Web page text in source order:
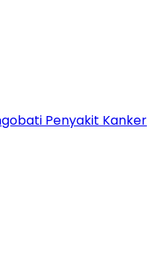
Penyakit Kanker